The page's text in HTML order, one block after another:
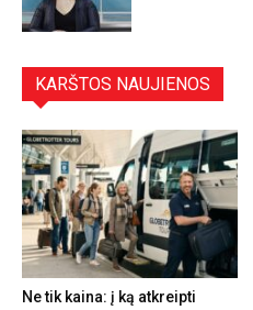
KARŠTOS NAUJIENOS
Ne tik kaina: į ką atkreipti